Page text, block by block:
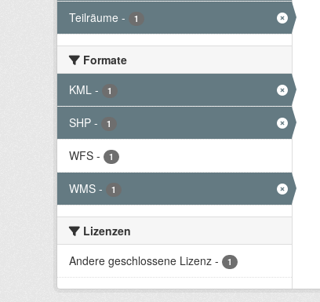
Teilräume - 1
Formate
KML - 1
SHP - 1
WFS - 1
WMS - 1
Lizenzen
Andere geschlossene Lizenz - 1